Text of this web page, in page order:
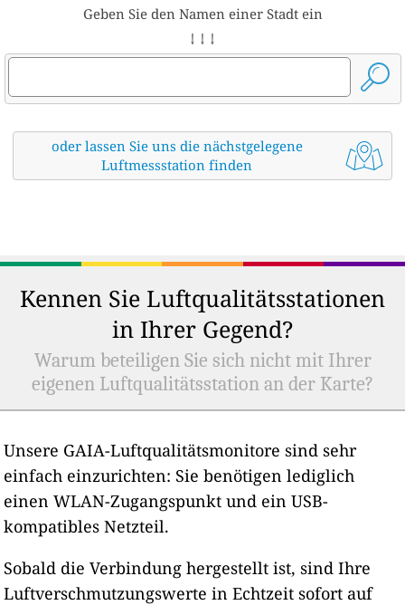
Geben Sie den Namen einer Stadt ein
↓ ↓ ↓
oder lassen Sie uns die nächstgelegene
Luftmessstation finden
Kennen Sie Luftqualitätsstationen
in Ihrer Gegend?
Warum beteiligen Sie sich nicht mit Ihrer
eigenen Luftqualitätsstation an der Karte?
Unsere GAIA-Luftqualitätsmonitore sind sehr
einfach einzurichten: Sie benötigen lediglich
einen WLAN-Zugangspunkt und ein USB-
kompatibles Netzteil.
Sobald die Verbindung hergestellt ist, sind Ihre
Luftverschmutzungswerte in Echtzeit sofort auf